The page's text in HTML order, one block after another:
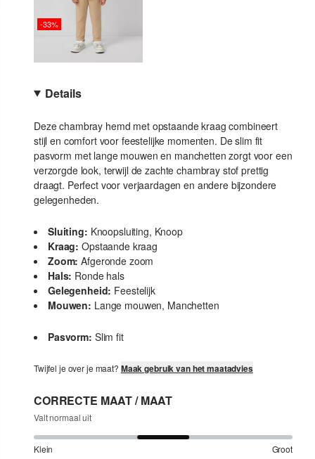
-33%
Details
Deze chambray hemd met opstaande kraag combineert
stijl en comfort voor feestelijke momenten. De slim fit
pasvorm met lange mouwen en manchetten zorgt voor een
verzorgde look, terwijl de zachte chambray stof prettig
draagt. Perfect voor verjaardagen en andere bijzondere
gelegenheden.
Sluiting: Knoopsluiting, Knoop
Kraag: Opstaande kraag
Zoom: Afgeronde zoom
Hals: Ronde hals
Gelegenheid: Feestelijk
Mouwen: Lange mouwen, Manchetten
Pasvorm: Slim fit
Twijfel je over je maat? Maak gebruik van het maatadvies
CORRECTE MAAT / MAAT
Valt normaal uit
Klein Groot